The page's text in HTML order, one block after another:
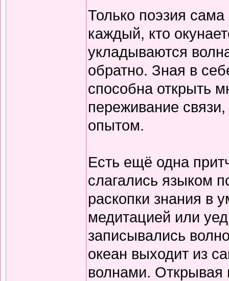
Только поэзия
каждый, кто
укладываются
обратно. Зная в
способна открыть
переживание связи,
опытом.
Есть ещё одна
слагались языком
раскопки знания в
медитацией или
записывались
океан выходит из
волнами. Открывая